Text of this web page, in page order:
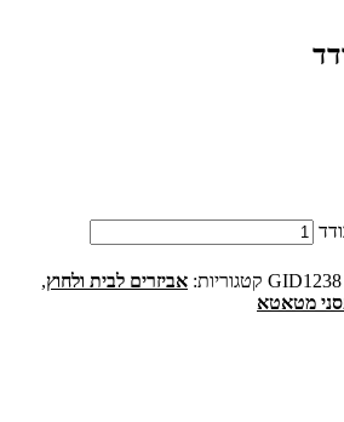
GID1238 קטגוריות: אביזרים לבית ולחוץ,
מטאטא